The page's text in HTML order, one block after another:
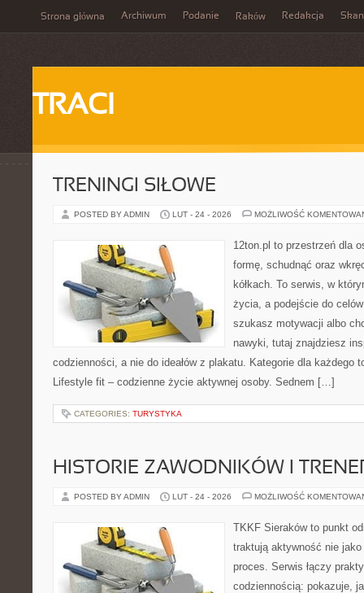
Strona główna Archiwum Podanie Raków Redakcja
TRACI
TRENINGI SIŁOWE
POSTED BY ADMIN LUT - 24 - 2026 MOŻLIWOŚĆ
12ton.pl to przestrzeń dla
formę, schudnąć oraz
kółkach. To serwis, w
życia, a podejście do
szukasz motywacji albo
nawyki, tutaj znajdziesz
codzienności, a nie do ideałów z plakatu. Kategorie dla każdego
Lifestyle fit – codzienne życie aktywnej osoby. Sednem […]
CATEGORIES: TURYSTYKA
HISTORIE ZAWODNIKÓW I
POSTED BY ADMIN LUT - 24 - 2026 MOŻLIWOŚĆ
TKKF Sieraków to punkt
traktują aktywność nie
proces. Serwis łączy
codziennością: pokazuje,